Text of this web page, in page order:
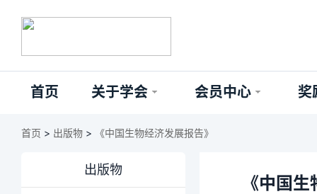
首页 关于学会 会员中心 奖
首页 > 出版物 > 《中国生物经济发展报告》
出版物
《中国